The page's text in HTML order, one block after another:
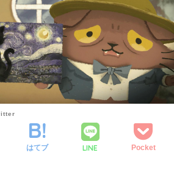
はてブ LINE Pocket